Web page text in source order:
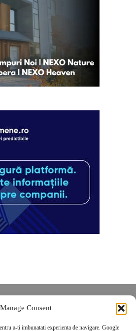
Manage Consent
a-ti imbunatati experienta de navigare. Google